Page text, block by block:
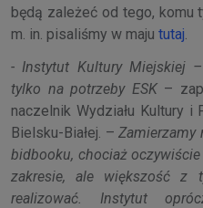
będą zależeć od tego, komu
m. in. pisaliśmy w maju tutaj.
- Instytut Kultury Miejskiej
tylko na potrzeby ESK–
naczelnik Wydziału Kultury
Bielsku-Białej. – Zamierzamy
bidbooku, chociaż
zakresie, ale większość z
realizować. Instytut